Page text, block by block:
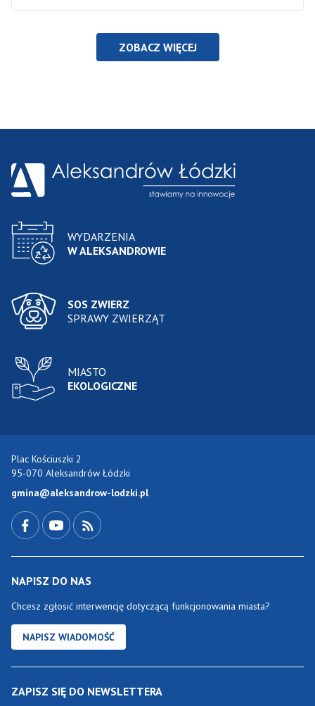
ZOBACZ WIĘCEJ
WYDARZENIA
W ALEKSANDROWIE
SOS ZWIERZ
SPRAWY ZWIERZĄT
MIASTO
EKOLOGICZNE
Plac Kościuszki 2
95-070 Aleksandrów Łódzki
gmina@aleksandrow-lodzki.pl
NAPISZ DO NAS
Chcesz zgłosić interwencję dotyczącą funkcjonowania miasta?
NAPISZ WIADOMOŚĆ
ZAPISZ SIĘ DO NEWSLETTERA